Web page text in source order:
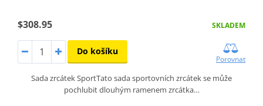
$308.95 SKLADEM
Do košíku
Porovnat
Sada zrcátek SportTato sada sportovních zrcátek se může
pochlubit dlouhým ramenem zrcátka…